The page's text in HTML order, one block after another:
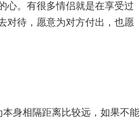
心。有很多情侣就是在享受过
对待，愿意为对方付出，也愿
身相隔距离比较远，如果不能